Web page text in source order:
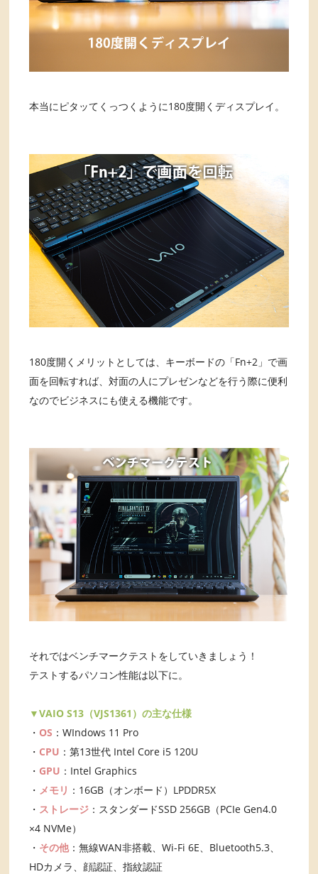
本当にピタッてくっつくように180度開くディスプレイ。
180度開くメリットとしては、キーボードの「Fn+2」で画
面を回転すれば、対面の人にプレゼンなどを行う際に便利
なのでビジネスにも使える機能です。
それではベンチマークテストをしていきましょう！
テストするパソコン性能は以下に。
▼VAIO S13（VJS1361）の主な仕様
・ OS ：WIndows 11 Pro
・ CPU ：第13世代 Intel Core i5 120U
・ GPU ：Intel Graphics
・ メモリ ：16GB（オンボード）LPDDR5X
・ ストレージ ：スタンダードSSD 256GB（PCIe Gen4.0
×4 NVMe）
・ その他：無線WAN非搭載、Wi-Fi 6E、Bluetooth5.3、
HDカメラ、顔認証、指紋認証